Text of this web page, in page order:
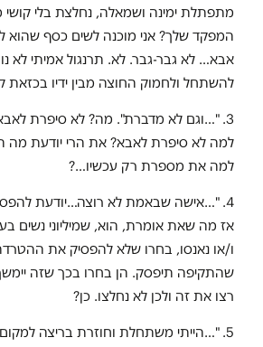
מתפתלת ימינה ושמאלה, נחלצת בלי קושי
המפקד שלך? אני מוכנה לשים כסף שהוא
אבא… לא גבר-גבר. לא. תרנגול אמיתי לא
להשתחל ולחמוק החוצה מבין ידיו
3. "…וגם לא מדברת". מה? לא סיפרת
למה לא סיפרת לאבא? את הרי יודעת מה
למה את מספרת רק עכשיו…?
4. "…אישה שבאמת לא רוצה…יודעת
אז מה שאת אומרת, הוא, שמיליוני נשים
ו/או נאנסו, בחרו שלא להפסיק את
שהתקיפה תיפסק. הן בחרו בכך שזה
רצו את זה ולכן לא נחלצו. כן?
5. "…הייתי משתחלת וחוזרת בריצה